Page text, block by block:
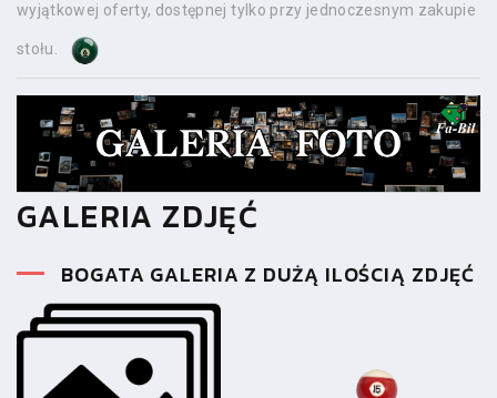
wyjątkowej oferty, dostępnej tylko przy jednoczesnym zakupie
stołu.
GALERIA ZDJĘĆ
BOGATA GALERIA Z DUŻĄ ILOŚCIĄ ZDJĘĆ